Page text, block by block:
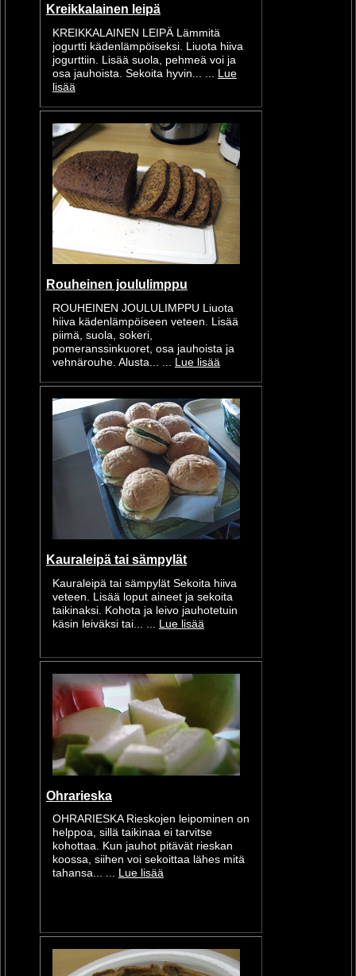
Kreikkalainen leipä
KREIKKALAINEN LEIPÄ Lämmitä
jogurtti kädenlämpöiseksi. Liuota hiiva
jogurttiin. Lisää suola, pehmeä voi ja
osa jauhoista. Sekoita hyvin... ... Lue
lisää
Rouheinen joululimppu
ROUHEINEN JOULULIMPPU Liuota
hiiva kädenlämpöiseen veteen. Lisää
piimä, suola, sokeri,
pomeranssinkuoret, osa jauhoista ja
vehnärouhe. Alusta... ... Lue lisää
Kauraleipä tai sämpylät
Kauraleipä tai sämpylät Sekoita hiiva
veteen. Lisää loput aineet ja sekoita
taikinaksi. Kohota ja leivo jauhotetuin
käsin leiväksi tai... ...
Lue lisää
Ohrarieska
OHRARIESKA Rieskojen leipominen on
helppoa, sillä taikinaa ei tarvitse
kohottaa. Kun jauhot pitävät rieskan
koossa, siihen voi sekoittaa lähes mitä
tahansa... ... Lue lisää